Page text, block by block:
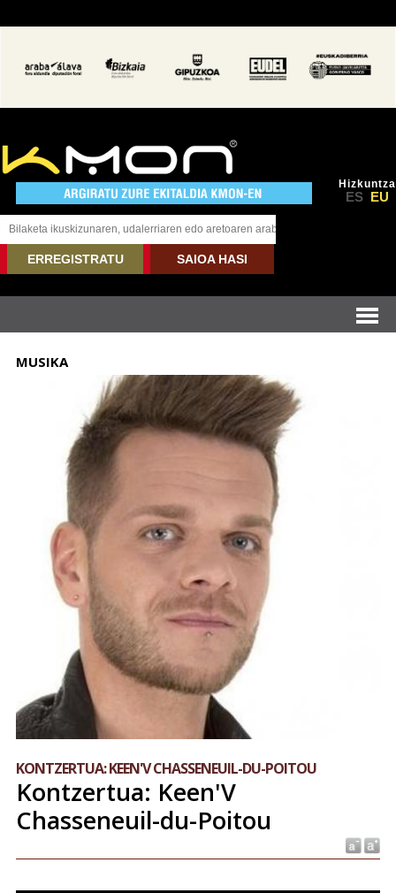
Hizkuntza
ES EU
ERREGISTRATU SAIOA HASI
MUSIKA
KONTZERTUA: KEEN'V CHASSENEUIL-DU-POITOU
Kontzertua: Keen'V
Chasseneuil-du-Poitou